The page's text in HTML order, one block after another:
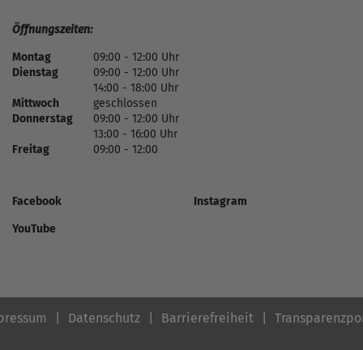
Öffnungszeiten:
Montag
09:00 - 12:00 Uhr
Dienstag
09:00 - 12:00 Uhr
14:00 - 18:00 Uhr
Mittwoch
geschlossen
Donnerstag
09:00 - 12:00 Uhr
13:00 - 16:00 Uhr
Freitag
09:00 - 12:00
Facebook
Instagram
YouTube
Datenschutz Barrierefreiheit